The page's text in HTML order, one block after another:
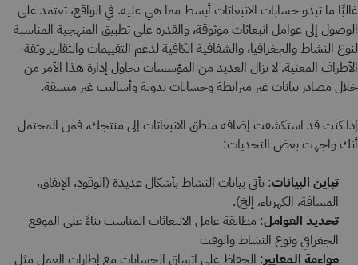
غالبًا ما تبدو حسابات الانبعاثات أبسط مما هي عليه. في الواقع، تعتمد على
الوصول إلى عوامل انبعاثات موثوقة، والقدرة على تطبيق المنهجية المناسبة
لنوع النشاط والجغرافيا، والشفافية الكافية لدعم التقييمات والتقارير وثقة
الأطراف المعنية. لا تزال العديد من المؤسسات تحاول إدارة هذا الأمر من
خلال مصادر بيانات غير مترابطة وحسابات يدوية وأساليب غير متسقة.
إذا كنت قد استكشفت إضافة منطق الانبعاثات إلى منتجك، فمن المحتمل
أنك واجهت بعض التحديات:
تباين البيانات: تأتي بيانات النشاط بأشكال عديدة (الوقود، الإنفاق،
المسافة، الكهرباء، إلخ).
تحديد العوامل: مطابقة عامل الانبعاثات المناسب بناءً على الموقع
الجغرافي ونوع النشاط والوقت
مواءمة المعايير: الحفاظ على اتساق الحسابات مع إطارات العمل مثل